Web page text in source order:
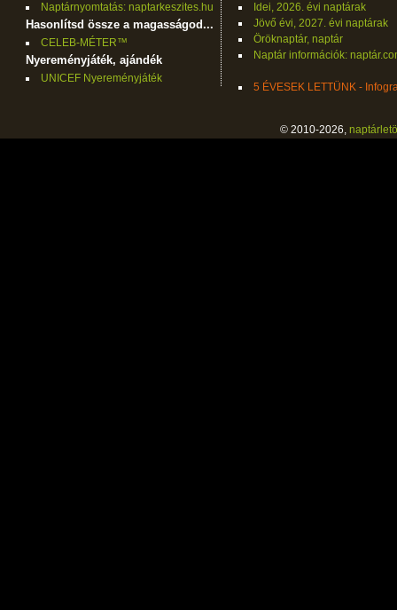
Naptárnyomtatás: naptarkeszites.hu
Hasonlítsd össze a magasságod...
CELEB-MÉTER™
Nyereményjáték, ajándék
UNICEF Nyereményjáték
Idei, 2026. évi naptárak
Jövő évi, 2027. évi naptárak
Öröknaptár, naptár
Naptár információk:
5 ÉVESEK LETTÜNK -
© 2010-2026,